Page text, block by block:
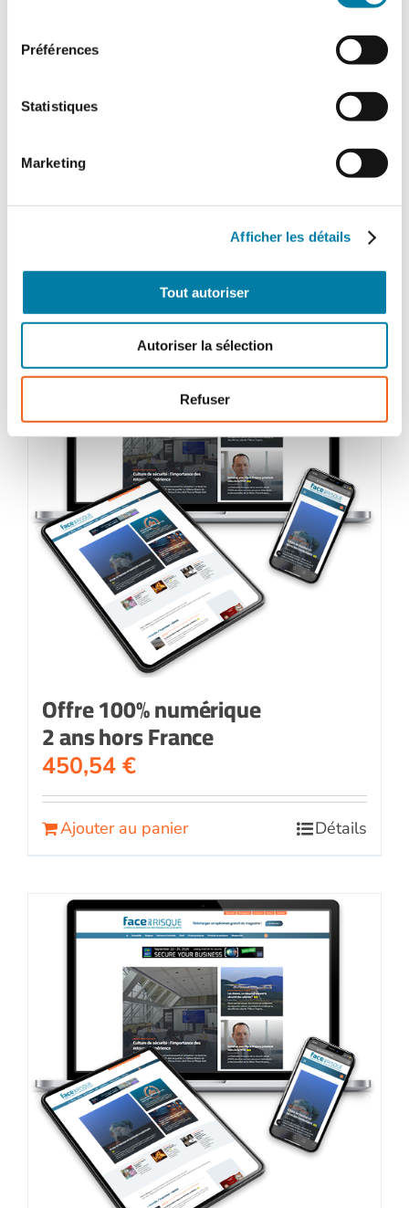
Préférences
Statistiques
Marketing
Afficher les détails
Tout autoriser
Autoriser la sélection
Refuser
1 an
336,00€
Offre 100% numérique
2 ans hors France
450,54 €
Ajouter au panier Détails